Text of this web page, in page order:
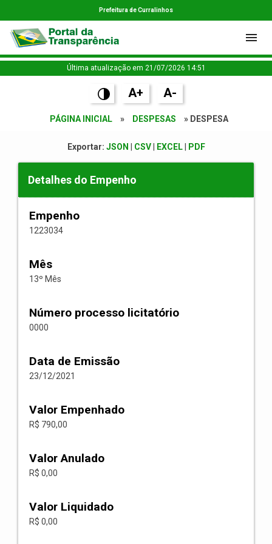
Prefeitura de Curralinhos
Última atualização em 21/07/2026 14:51
A+ A-
PÁGINA INICIAL » DESPESAS » DESPESA
Exportar: JSON CSV| EXCEL| PDF
Detalhes do Empenho
Empenho
1223034
Mês
13º Mês
Número processo licitatório
0000
Data de Emissão
23/12/2021
Valor Empenhado
R$ 790,00
Valor Anulado
R$ 0,00
Valor Liquidado
R$ 0,00